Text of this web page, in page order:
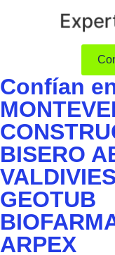
Confían
BISERO
GEOTUB
ARPEX